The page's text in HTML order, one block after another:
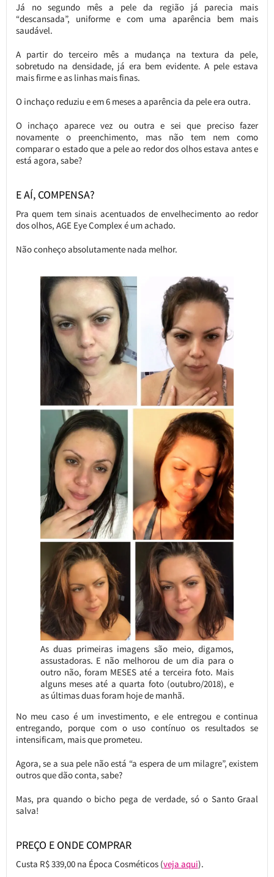
Já no segundo mês a pele da região já parecia mais
“descansada”, uniforme e com uma aparência bem mais
saudável.
A partir do terceiro mês a mudança na textura da pele,
sobretudo na densidade, já era bem evidente. A pele estava
mais firme e as linhas mais finas.
O inchaço reduziu e em 6 meses a aparência da pele era outra.
O inchaço aparece vez ou outra e sei que preciso fazer
novamente o preenchimento, mas não tem nem como
comparar o estado que a pele ao redor dos olhos estava antes e
está agora, sabe?
E AÍ, COMPENSA?
Pra quem tem sinais acentuados de envelhecimento ao redor
dos olhos, AGE Eye Complex é um achado.
Não conheço absolutamente nada melhor.
As duas primeiras imagens são meio, digamos,
assustadoras. E não melhorou de um dia para o
outro não, foram MESES até a terceira foto. Mais
alguns meses até a quarta foto (outubro/2018), e
as últimas duas foram hoje de manhã.
No meu caso é um investimento, e ele entregou e continua
entregando, porque com o uso contínuo os resultados se
intensificam, mais que prometeu.
Agora, se a sua pele não está “a espera de um milagre”, existem
outros que dão conta, sabe?
Mas, pra quando o bicho pega de verdade, só o Santo Graal
salva!
PREÇO E ONDE COMPRAR
Custa R$ 339,00 na Época Cosméticos (veja aqui).